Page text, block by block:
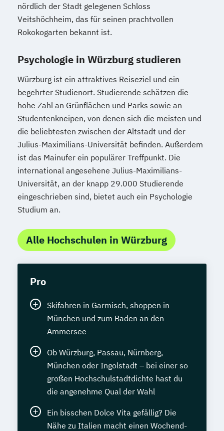
nördlich der Stadt gelegenen Schloss
Veitshöchheim, das für seinen prachtvollen
Rokokogarten bekannt ist.
Psychologie in Würzburg studieren
Würzburg ist ein attraktives Reiseziel und ein
begehrter Studienort. Studierende schätzen die
hohe Zahl an Grünflächen und Parks sowie an
Studentenkneipen, von denen sich die meisten und
die beliebtesten zwischen der Altstadt und der
Julius-Maximilians-Universität befinden. Außerdem
ist das Mainufer ein populärer Treffpunkt. Die
international angesehene Julius-Maximilians-
Universität, an der knapp 29.000 Studierende
eingeschrieben sind, bietet auch ein Psychologie
Studium an.
Alle Hochschulen in Würzburg
Pro
Skifahren in Garmisch, shoppen in
München und zum Baden an den
Ammersee
Ob Würzburg, Passau, Nürnberg,
München oder Ingolstadt – bei einer so
großen Hochschulstadtdichte hast du
die angenehme Qual der Wahl
Ein bisschen Dolce Vita gefällig? Die
Nähe zu Italien macht einen Wochend-